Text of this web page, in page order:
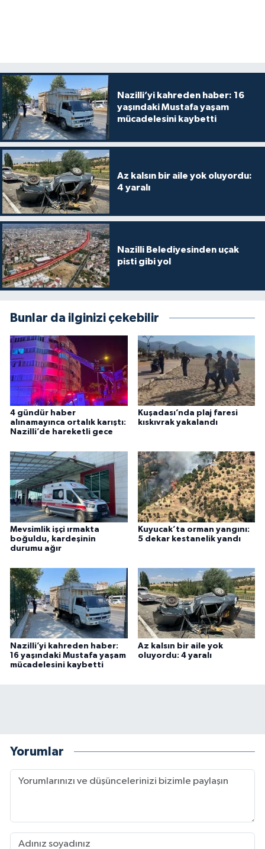
Nazilli’yi kahreden haber: 16
yaşındaki Mustafa yaşam
mücadelesini kaybetti
Az kalsın bir aile yok oluyordu:
4 yaralı
Nazilli Belediyesinden uçak
pisti gibi yol
Bunlar da ilginizi çekebilir
4 gündür haber
alınamayınca ortalık karıştı:
Nazilli’de hareketli gece
Kuşadası’nda plaj faresi
kıskıvrak yakalandı
Mevsimlik işçi ırmakta
boğuldu, kardeşinin
durumu ağır
Kuyucak’ta orman yangını:
5 dekar kestanelik yandı
Nazilli’yi kahreden haber:
16 yaşındaki Mustafa yaşam
mücadelesini kaybetti
Az kalsın bir aile yok
oluyordu: 4 yaralı
Yorumlar